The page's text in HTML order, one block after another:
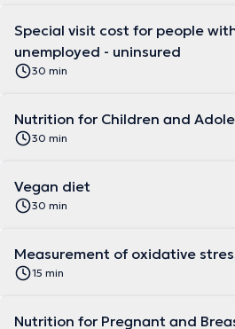
Special visit cost for people
unemployed - uninsured
30 min
Nutrition for Children and
30 min
Vegan diet
30 min
Measurement of oxidative
15 min
Nutrition for Pregnant and